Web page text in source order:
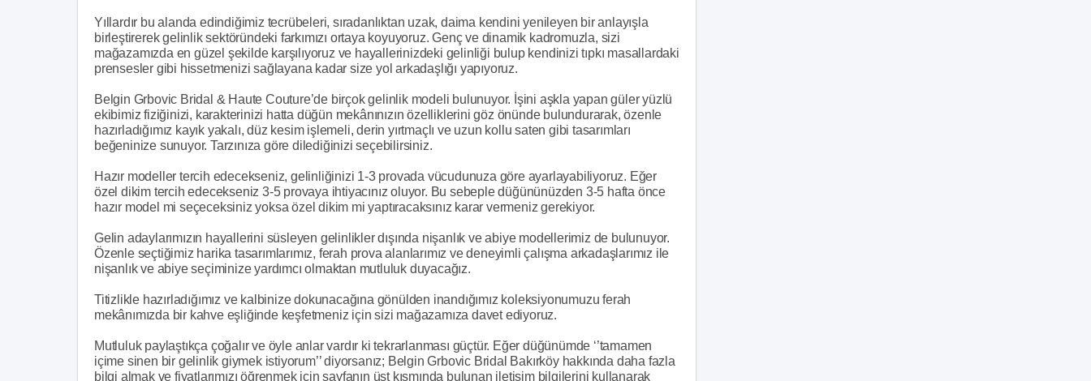
Yıllardır bu alanda edindiğimiz tecrübeleri, sıradanlıktan uzak, daima kendini yenileyen bir anlayışla
birleştirerek gelinlik sektöründeki farkımızı ortaya koyuyoruz. Genç ve dinamik kadromuzla, sizi
mağazamızda en güzel şekilde karşılıyoruz ve hayallerinizdeki gelinliği bulup kendinizi tıpkı masallardaki
prensesler gibi hissetmenizi sağlayana kadar size yol arkadaşlığı yapıyoruz.
Belgin Grbovic Bridal & Haute Couture’de birçok gelinlik modeli bulunuyor. İşini aşkla yapan güler yüzlü
ekibimiz fiziğinizi, karakterinizi hatta düğün mekânınızın özelliklerini göz önünde bulundurarak, özenle
hazırladığımız kayık yakalı, düz kesim işlemeli, derin yırtmaçlı ve uzun kollu saten gibi tasarımları
beğeninize sunuyor. Tarzınıza göre dilediğinizi seçebilirsiniz.
Hazır modeller tercih edecekseniz, gelinliğinizi 1-3 provada vücudunuza göre ayarlayabiliyoruz. Eğer
özel dikim tercih edecekseniz 3-5 provaya ihtiyacınız oluyor. Bu sebeple düğününüzden 3-5 hafta önce
hazır model mi seçeceksiniz yoksa özel dikim mi yaptıracaksınız karar vermeniz gerekiyor.
Gelin adaylarımızın hayallerini süsleyen gelinlikler dışında nişanlık ve abiye modellerimiz de bulunuyor.
Özenle seçtiğimiz harika tasarımlarımız, ferah prova alanlarımız ve deneyimli çalışma arkadaşlarımız ile
nişanlık ve abiye seçiminize yardımcı olmaktan mutluluk duyacağız.
Titizlikle hazırladığımız ve kalbinize dokunacağına gönülden inandığımız koleksiyonumuzu ferah
mekânımızda bir kahve eşliğinde keşfetmeniz için sizi mağazamıza davet ediyoruz.
Mutluluk paylaştıkça çoğalır ve öyle anlar vardır ki tekrarlanması güçtür. Eğer düğünümde ‘’tamamen
içime sinen bir gelinlik giymek istiyorum’’ diyorsanız; Belgin Grbovic Bridal Bakırköy hakkında daha fazla
bilgi almak ve fiyatlarımızı öğrenmek için sayfanın üst kısmında bulunan iletişim bilgilerini kullanarak